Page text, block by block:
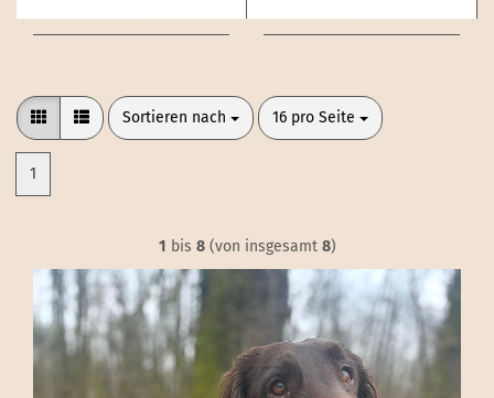
Sortieren nach
Sortieren nach 16 pro Seite
pro Seite
1
1 bis 8(von insgesamt 8)